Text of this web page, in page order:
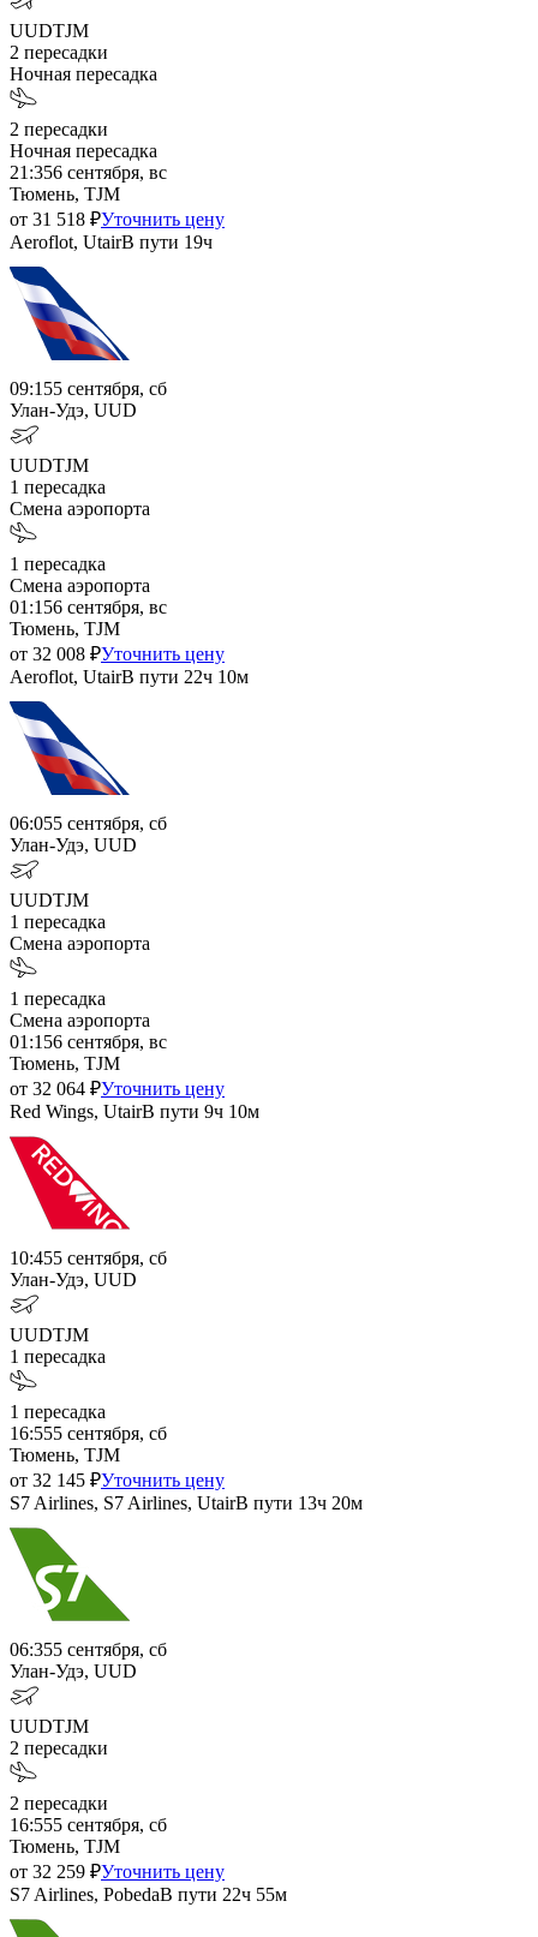
UUDTJM
2 пересадки
Ночная пересадка
2 пересадки
Ночная пересадка
21:356 сентября, вс
Тюмень, TJM
от 31 518 ₽Уточнить цену
Aeroflot, UtairВ пути 19ч
09:155 сентября, сб
Улан-Удэ, UUD
UUDTJM
1 пересадка
Смена аэропорта
1 пересадка
Смена аэропорта
01:156 сентября, вс
Тюмень, TJM
от 32 008 ₽Уточнить цену
Aeroflot, UtairВ пути 22ч 10м
06:055 сентября, сб
Улан-Удэ, UUD
UUDTJM
1 пересадка
Смена аэропорта
1 пересадка
Смена аэропорта
01:156 сентября, вс
Тюмень, TJM
от 32 064 ₽Уточнить цену
Red Wings, UtairВ пути 9ч 10м
10:455 сентября, сб
Улан-Удэ, UUD
UUDTJM
1 пересадка
1 пересадка
16:555 сентября, сб
Тюмень, TJM
от 32 145 ₽Уточнить цену
S7 Airlines, S7 Airlines, UtairВ пути 13ч 20м
06:355 сентября, сб
Улан-Удэ, UUD
UUDTJM
2 пересадки
2 пересадки
16:555 сентября, сб
Тюмень, TJM
от 32 259 ₽Уточнить цену
S7 Airlines, PobedaВ пути 22ч 55м